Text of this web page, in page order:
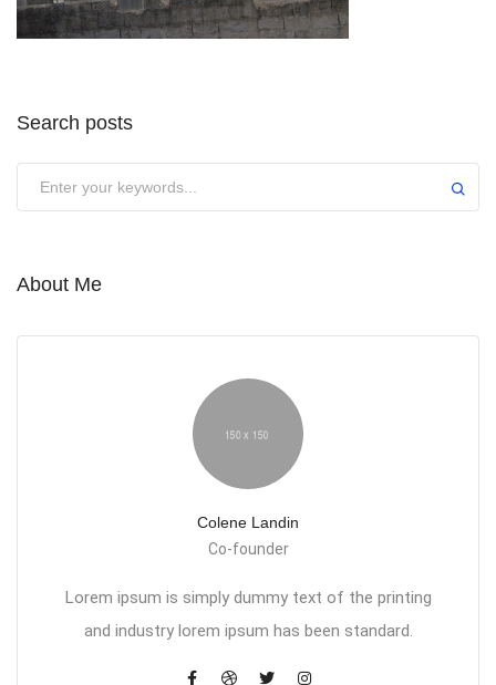
Search posts
About Me
Colene Landin
Co-founder
Lorem ipsum is simply dummy text of the printing
and industry lorem ipsum has been standard.